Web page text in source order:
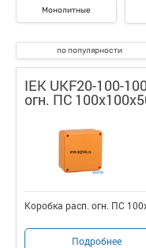
Монолитные
по популярности
IEK UKF20-100-
огн. ПС
Коробка расп. огн. ПС
Подробнее